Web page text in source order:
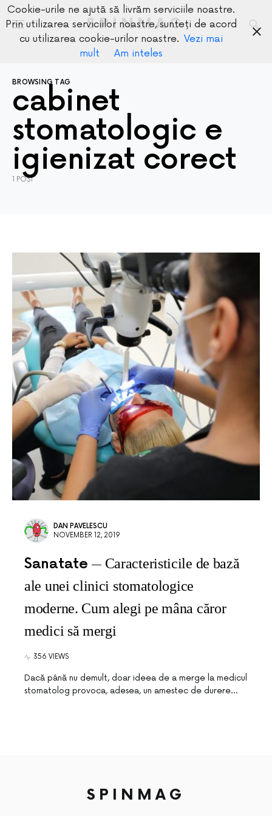
SPINMAG
BROWSING TAG
cabinet
stomatologic e
igienizat corect
1 POST
DAN PAVELESCU
NOVEMBER 12, 2019
Sanatate
Caracteristicile de bază
ale unei clinici stomatologice
moderne. Cum alegi pe mâna căror
medici să mergi
356 VIEWS
Dacă până nu demult, doar ideea de a merge la medicul
stomatolog provoca, adesea, un amestec de durere…
SPINMAG
Cookie-urile ne ajută să livrăm serviciile noastre.
Prin utilizarea serviciilor noastre, sunteți de acord
cu utilizarea cookie-urilor noastre. Vezi mai
mult
Am inteles